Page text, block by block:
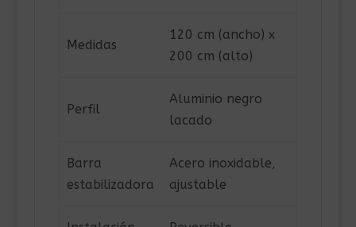
Medidas
120 cm (ancho) x
200 cm (alto)
Perfil
Aluminio negro
lacado
Barra
estabilizadora
Acero inoxidable,
ajustable